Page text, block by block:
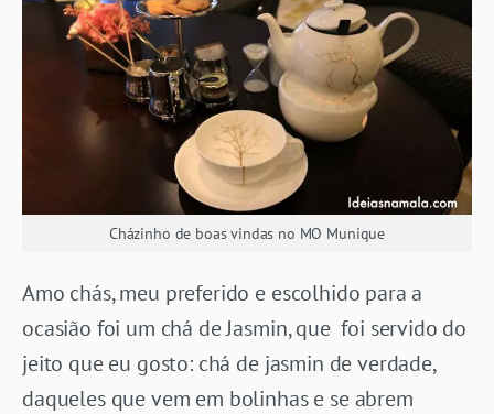
Cházinho de boas vindas no MO Munique
Amo chás, meu preferido e escolhido para a
ocasião foi um chá de Jasmin, que foi servido do
jeito que eu gosto: chá de jasmin de verdade,
daqueles que vem em bolinhas e se abrem